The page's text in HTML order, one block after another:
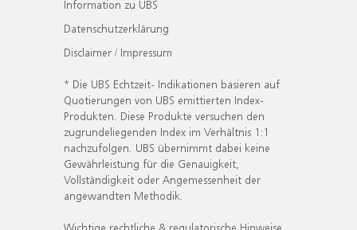
Information zu UBS
Datenschutzerklärung
Disclaimer / Impressum
* Die UBS Echtzeit- Indikationen basieren auf
Quotierungen von UBS emittierten Index-
Produkten. Diese Produkte versuchen den
zugrundeliegenden Index im Verhältnis 1:1
nachzufolgen. UBS übernimmt dabei keine
Gewährleistung für die Genauigkeit,
Vollständigkeit oder Angemessenheit der
angewandten Methodik.